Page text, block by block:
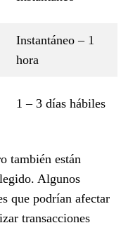
Instantáneo – 1
hora
1 – 3 días hábiles
también están
Algunos
que podrían afectar
transacciones